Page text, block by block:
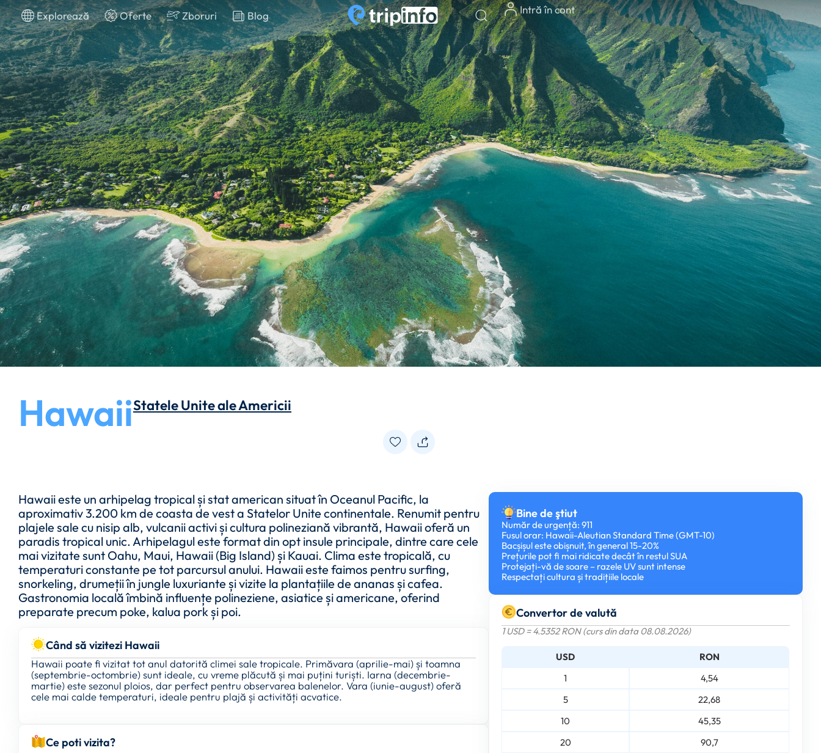
Explorează Oferte Zboruri Blog Intră în cont
HawaiiStatele Unite ale Americii
Hawaii este un arhipelag tropical și stat american situat în Oceanul Pacific, la
aproximativ 3.200 km de coasta de vest a Statelor Unite continentale. Renumit pentru
plajele sale cu nisip alb, vulcanii activi și cultura polineziană vibrantă, Hawaii oferă un
paradis tropical unic. Arhipelagul este format din opt insule principale, dintre care cele
mai vizitate sunt Oahu, Maui, Hawaii (Big Island) și Kauai. Clima este tropicală, cu
temperaturi constante pe tot parcursul anului. Hawaii este faimos pentru surfing,
snorkeling, drumeții în jungle luxuriante și vizite la plantațiile de ananas și cafea.
Gastronomia locală îmbină influențe polineziene, asiatice și americane, oferind
preparate precum poke, kalua pork și poi.
Când să vizitezi Hawaii
Hawaii poate fi vizitat tot anul datorită climei sale tropicale. Primăvara (aprilie-mai) și toamna
(septembrie-octombrie) sunt ideale, cu vreme plăcută și mai puțini turiști. Iarna (decembrie-
martie) este sezonul ploios, dar perfect pentru observarea balenelor. Vara (iunie-august) oferă
cele mai calde temperaturi, ideale pentru plajă și activități acvatice.
Ce poti vizita?
Bine de ştiut
Număr de urgență: 911
Fusul orar: Hawaii-Aleutian Standard Time (GMT-10)
Bacșișul este obișnuit, în general 15-20%
Prețurile pot fi mai ridicate decât în restul SUA
Protejați-vă de soare – razele UV sunt intense
Respectați cultura și tradițiile locale
Convertor de valută
1 USD = 4.5352 RON (curs din data 08.08.2026)
USD
RON
1
4,54
5
22,68
10
45,35
20
90,7